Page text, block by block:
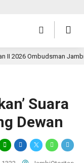
Ombudsman Jambi
Suara
Dewan